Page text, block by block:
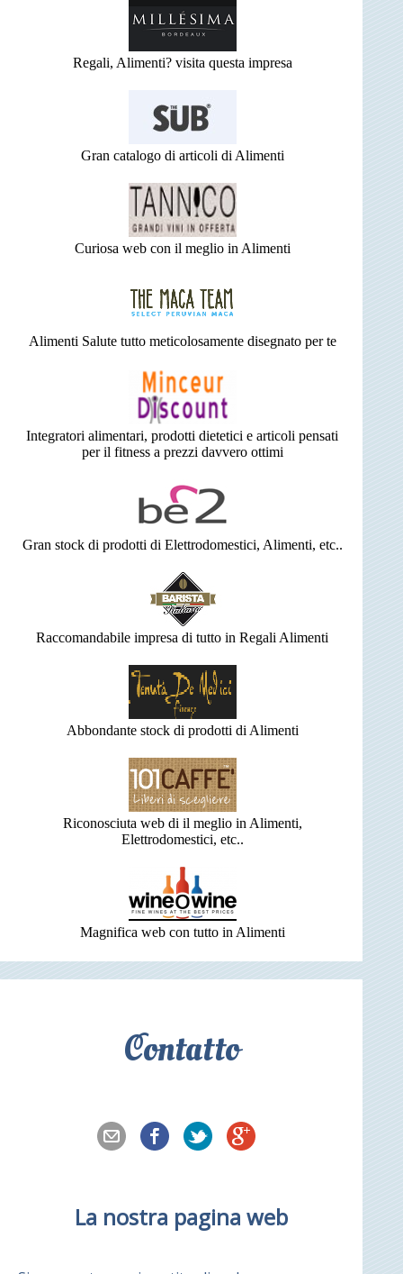
Regali, Alimenti? visita questa impresa
Gran catalogo di articoli di Alimenti
Curiosa web con il meglio in Alimenti
Alimenti Salute tutto meticolosamente disegnato per te
Integratori alimentari, prodotti dietetici e articoli pensati
per il fitness a prezzi davvero ottimi
Gran stock di prodotti di Elettrodomestici, Alimenti, etc..
Raccomandabile impresa di tutto in Regali Alimenti
Abbondante stock di prodotti di Alimenti
Riconosciuta web di il meglio in Alimenti,
Elettrodomestici, etc..
Magnifica web con tutto in Alimenti
Contatto
La nostra pagina web